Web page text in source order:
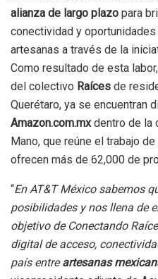
alianza de largo plazo para
conectividad y
artesanas a través de la
Como resultado de esta
del colectivo Raíces de
Querétaro, ya se encuentran
Amazon.com.mxdentro de la
Mano, que reúne el trabajo
ofrecen más de 62,000 de
“En AT&T México sabemos
posibilidades y nos llena de
objetivo de Conectando
digital de acceso,
país entreartesanas